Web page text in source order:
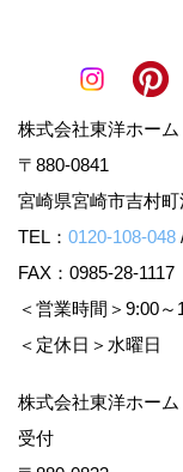
株式会社東洋ホーム
〒880-0841
宮崎県宮崎市吉村
TEL： 0120-108-048
FAX：0985-28-1117
＜営業時間＞9:00
＜定休日＞水曜日
株式会社東洋ホー
受付